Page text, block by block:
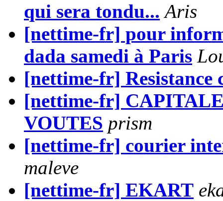
qui sera tondu... Aris
[nettime-fr] pour
dada samedi à Paris
[nettime-fr] Resistance
[nettime-fr]
VOUTES prism
[nettime-fr] courier
maleve
[nettime-fr] EKART